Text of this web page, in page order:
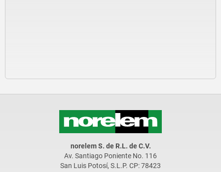
norelem S. de R.L. de C.V.
Av. Santiago Poniente No. 116
San Luis Potosí, S.L.P. CP: 78423